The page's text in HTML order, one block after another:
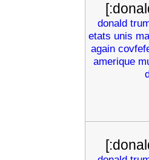
donald
etats unis
again
amerique